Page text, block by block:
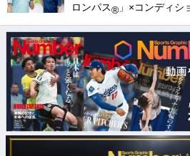
ロンパス® 」×コンディシ